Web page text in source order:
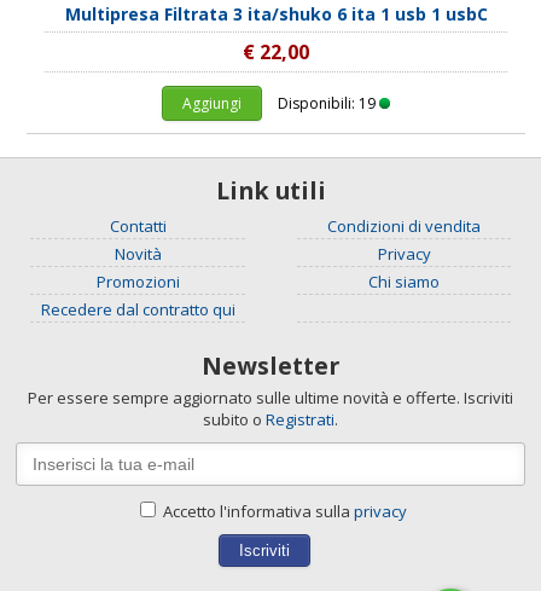
Multipresa Filtrata 3 ita/shuko 6 ita 1 usb 1 usbC
€ 22,00
Aggiungi Disponibili: 19
Link utili
Contatti
Condizioni di vendita
Novità
Privacy
Promozioni
Chi siamo
Recedere dal contratto qui
Newsletter
Per essere sempre aggiornato sulle ultime novità e offerte. Iscriviti
subito o Registrati.
Accetto l'informativa sulla privacy